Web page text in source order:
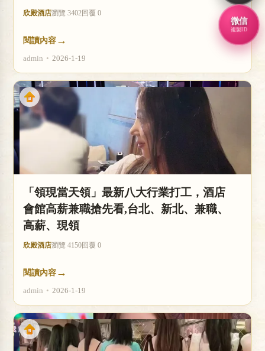
欣殿酒店瀏覽 3402回覆 0
閱讀內容 →
admin • 2026-1-19
「領現當天領」最新八大行業打工，酒店
會館高薪兼職搶先看,台北、新北、兼職、
高薪、現領
欣殿酒店瀏覽 4150回覆 0
閱讀內容 →
admin • 2026-1-19
微信
複製ID